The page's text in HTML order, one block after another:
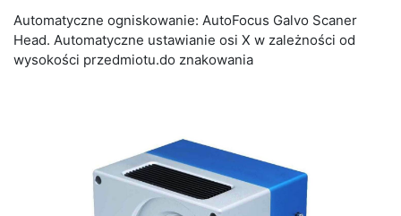
Automatyczne ogniskowanie: AutoFocus Galvo Scaner
Head. Automatyczne ustawianie osi X w zależności od
wysokości przedmiotu.do znakowania